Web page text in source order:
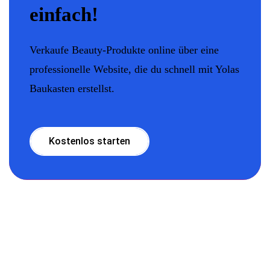
einfach!
Verkaufe Beauty-Produkte online über eine
professionelle Website, die du schnell mit Yolas
Baukasten erstellst.
Kostenlos starten